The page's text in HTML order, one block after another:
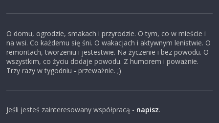
O domu, ogrodzie, smakach i przyrodzie. O tym, co w mieście i
na wsi. Co każdemu się śni. O wakacjach i aktywnym lenistwie. O
remontach, tworzeniu i jestestwie. Na życzenie i bez powodu. O
wszystkim, co życiu dodaje powodu. Z humorem i poważnie.
Trzy razy w tygodniu - przeważnie. ;)
Jeśli jesteś zainteresowany współpracą - napisz.